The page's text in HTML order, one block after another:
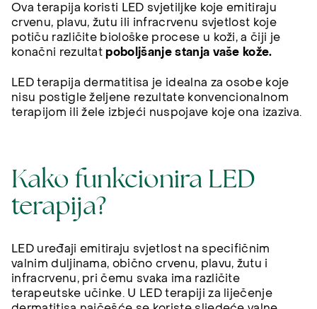
Ova terapija koristi LED svjetiljke koje emitiraju
crvenu, plavu, žutu ili infracrvenu svjetlost koje
potiču različite biološke procese u koži, a čiji je
konačni rezultatpoboljšanje stanja vaše kože.
LED terapija dermatitisa je idealna za osobe koje
nisu postigle željene rezultate konvencionalnom
terapijom ili žele izbjeći nuspojave koje ona izaziva.
Kako funkcionira LED
terapija?
LED uređaji emitiraju svjetlost na specifičnim
valnim duljinama, obično crvenu, plavu, žutu i
infracrvenu, pri čemu svaka ima različite
terapeutske učinke. U LED terapiji za liječenje